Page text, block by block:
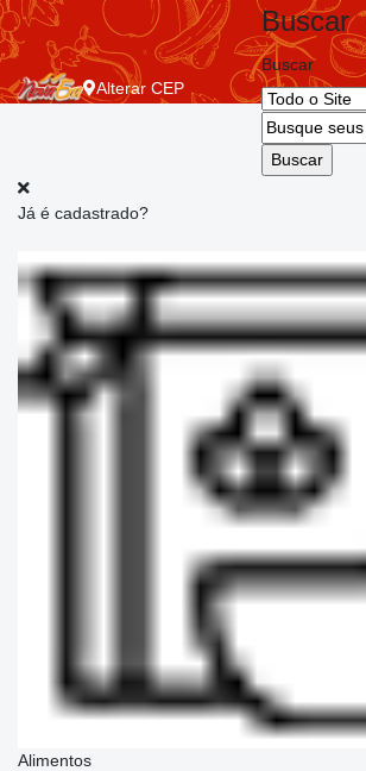
Alterar CEP
Buscar
Buscar
Já é cadastrado?
Alimentos